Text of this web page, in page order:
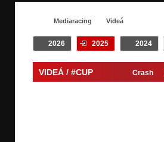
Mediaracing Videá
2026 2025 2024
Crash
VIDEÁ / #CUP